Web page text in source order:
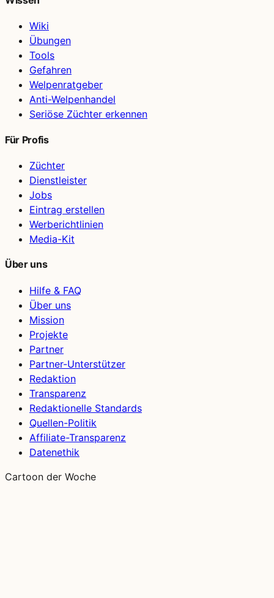
Wiki
Übungen
Tools
Gefahren
Welpenratgeber
Anti-Welpenhandel
Seriöse Züchter erkennen
Für Profis
Züchter
Dienstleister
Jobs
Eintrag erstellen
Werberichtlinien
Media-Kit
Über uns
Hilfe & FAQ
Über uns
Mission
Projekte
Partner
Partner-Unterstützer
Redaktion
Transparenz
Redaktionelle Standards
Quellen-Politik
Affiliate-Transparenz
Datenethik
Cartoon der Woche